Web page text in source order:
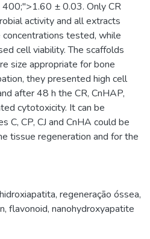
± 0.03. Only CR
activity and all extracts
tested, while
cell viability. The scaffolds
size appropriate for bone
they presented high cell
after 48 h the CR, CnHAP,
cytotoxicity. It can be
C, CP, CJ and CnHA could be
tissue regeneration and for the
, regeneração óssea,
, flavonoid, nanohydroxyapatite